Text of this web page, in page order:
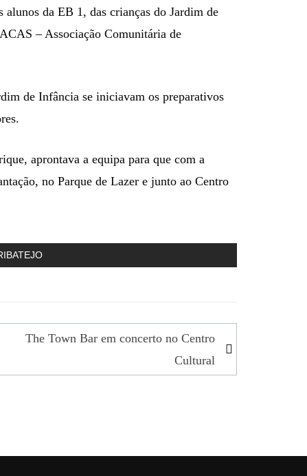
alunos da EB 1, das crianças do Jardim de
– Associação Comunitária de
de Infância se iniciavam os preparativos
aprontava a equipa para que com a
no Parque de Lazer e junto ao Centro
The Town Bar em concerto no Centro
Cultural